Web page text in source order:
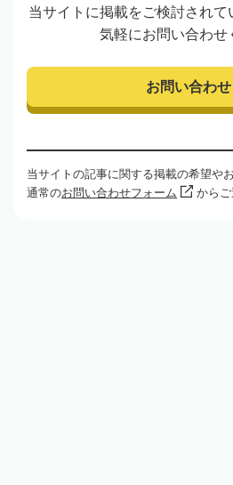
当サイトに掲載をご検討され
気軽にお問い合わせ
お問い合わせ
当サイトの記事に関する掲載の希望や
通常のお問い合わせフォーム から